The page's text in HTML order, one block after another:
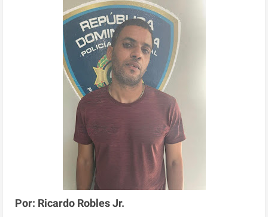
Por: Ricardo Robles Jr.